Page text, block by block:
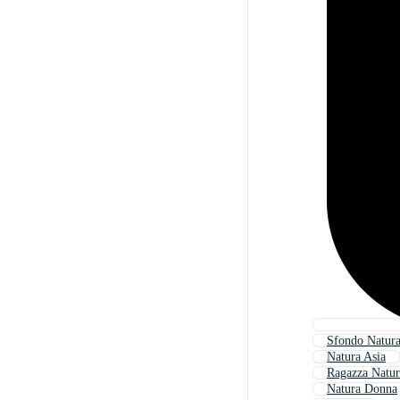
Sfondo Natura
Natura Asia
Ragazza
Natura Donna